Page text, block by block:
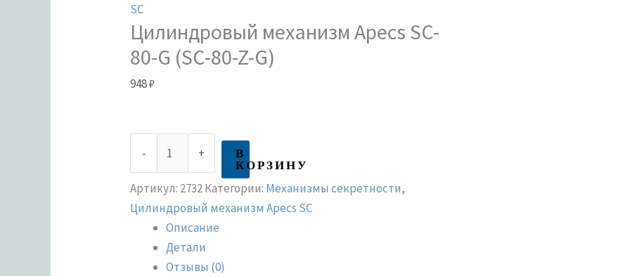
SC
Цилиндровый механизм Apecs SC-
80-G (SC-80-Z-G)
948₽
- + В
КОРЗИНУ
Артикул: 2732Категории: Механизмы секретности,
Цилиндровый механизм Apecs SC
Описание
Детали
Отзывы (0)